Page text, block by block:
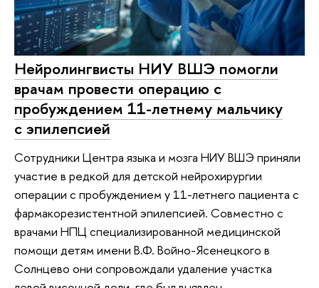
Нейролингвисты НИУ ВШЭ помогли
врачам провести операцию с
пробуждением 11-летнему мальчику
с эпилепсией
Сотрудники Центра языка и мозга НИУ ВШЭ приняли
участие в редкой для детской нейрохирургии
операции с пробуждением у 11-летнего пациента с
фармакорезистентной эпилепсией. Совместно с
врачами НПЦ специализированной медицинской
помощи детям имени В.Ф. Войно-Ясенецкого в
Солнцево они сопровождали удаление участка